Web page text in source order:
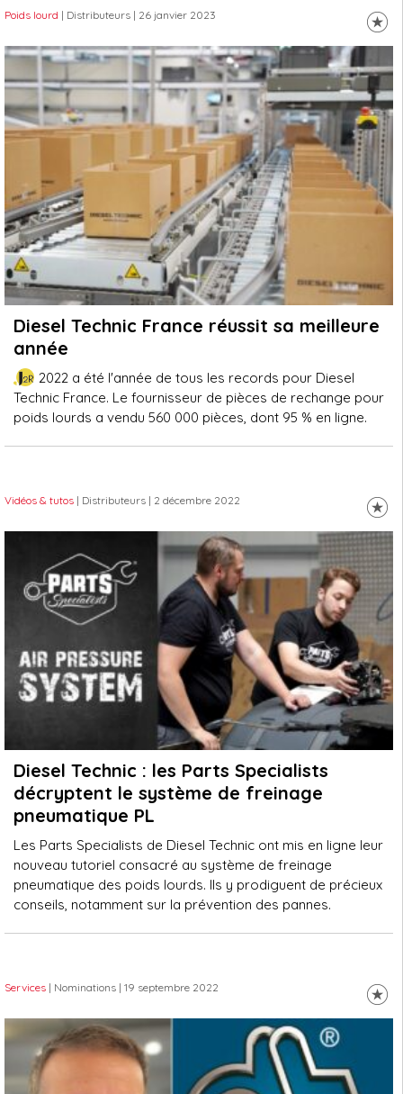
Poids lourd | Distributeurs | 26 janvier 2023
Diesel Technic France réussit sa meilleure
année
2022 a été l'année de tous les records pour Diesel
Technic France. Le fournisseur de pièces de rechange pour
poids lourds a vendu 560 000 pièces, dont 95 % en ligne.
Vidéos & tutos | Distributeurs | 2 décembre 2022
Diesel Technic : les Parts Specialists
décryptent le système de freinage
pneumatique PL
Les Parts Specialists de Diesel Technic ont mis en ligne leur
nouveau tutoriel consacré au système de freinage
pneumatique des poids lourds. Ils y prodiguent de précieux
conseils, notamment sur la prévention des pannes.
Services | Nominations | 19 septembre 2022